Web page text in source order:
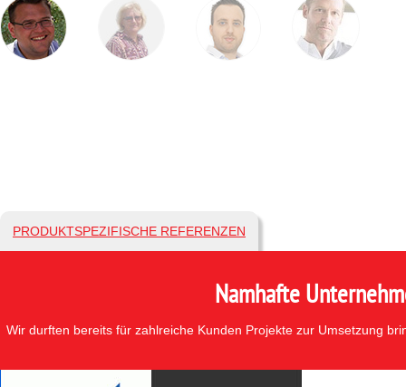
PRODUKTSPEZIFISCHE REFERENZEN
Namhafte
Wir durften bereits für zahlreiche Kunden Projekte zur Umsetzung